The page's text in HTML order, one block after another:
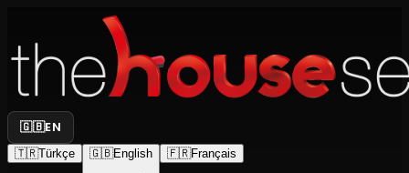
🇬🇧EN
🇹🇷Türkçe 🇬🇧English 🇫🇷Français